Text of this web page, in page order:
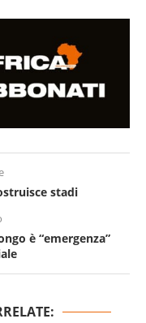
stadi
è “emergenza”